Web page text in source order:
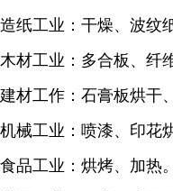
造纸工业：干燥、波纹
木材工业：多合板、纤
建材工作：石膏板烘干
机械工业：喷漆、印花
食品工业：烘烤、加热。